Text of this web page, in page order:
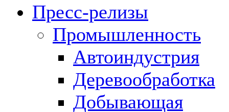
Пресс-релизы
Промышленность
Автоиндустрия
Деревообработка
Добывающая